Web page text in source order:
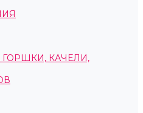
КАЧЕЛИ,